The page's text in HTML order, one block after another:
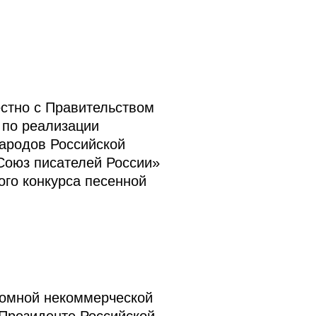
с Правительством
реализации
Российской
писателей России»
конкурса песенной
некоммерческой